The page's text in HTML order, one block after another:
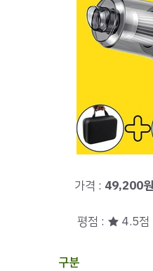
가격 : 49,200원
평점 : ★ 4.5점
구분